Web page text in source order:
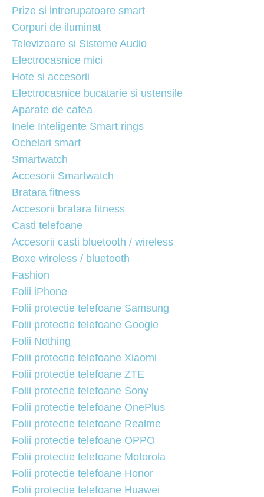
Prize si intrerupatoare smart
Corpuri de iluminat
Televizoare si Sisteme Audio
Electrocasnice mici
Hote si accesorii
Electrocasnice bucatarie si ustensile
Aparate de cafea
Inele Inteligente Smart rings
Ochelari smart
Smartwatch
Accesorii Smartwatch
Bratara fitness
Accesorii bratara fitness
Casti telefoane
Accesorii casti bluetooth / wireless
Boxe wireless / bluetooth
Fashion
Folii iPhone
Folii protectie telefoane Samsung
Folii protectie telefoane Google
Folii Nothing
Folii protectie telefoane Xiaomi
Folii protectie telefoane ZTE
Folii protectie telefoane Sony
Folii protectie telefoane OnePlus
Folii protectie telefoane Realme
Folii protectie telefoane OPPO
Folii protectie telefoane Motorola
Folii protectie telefoane Honor
Folii protectie telefoane Huawei